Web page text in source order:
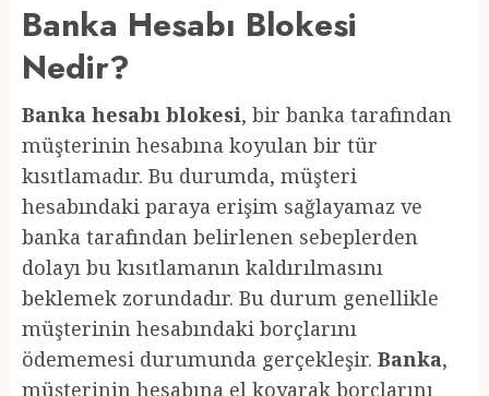
Banka Hesabı Blokesi
Nedir?
Banka hesabı blokesi, bir banka tarafından
müşterinin hesabına koyulan bir tür
kısıtlamadır. Bu durumda, müşteri
hesabındaki paraya erişim sağlayamaz ve
banka tarafından belirlenen sebeplerden
dolayı bu kısıtlamanın kaldırılmasını
beklemek zorundadır. Bu durum genellikle
müşterinin hesabındaki borçlarını
ödememesi durumunda gerçekleşir. Banka,
müşterinin hesabına el koyarak borçlarını